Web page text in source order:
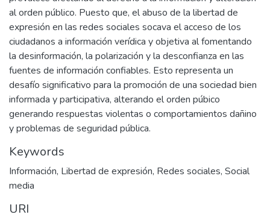
al orden público. Puesto que, el abuso de la libertad de
expresión en las redes sociales socava el acceso de los
ciudadanos a información verídica y objetiva al fomentando
la desinformación, la polarización y la desconfianza en las
fuentes de información confiables. Esto representa un
desafío significativo para la promoción de una sociedad bien
informada y participativa, alterando el orden púbico
generando respuestas violentas o comportamientos dañino
y problemas de seguridad pública.
Keywords
Información, Libertad de expresión, Redes sociales, Social
media
URI